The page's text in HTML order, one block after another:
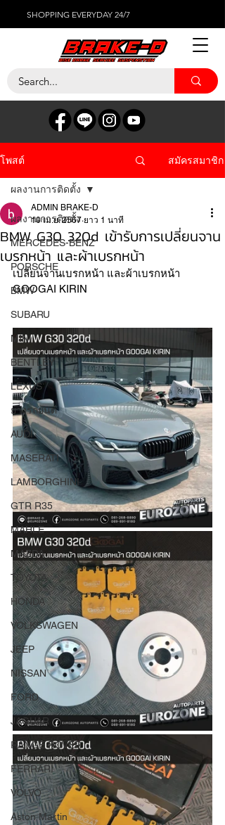
SHOPPING EVERYDAY 24/7
โพสต์ สมัครสมาชิก
ผลงานการติดตั้ง
MERCEDES-BENZ
PORSCHE
BMW
SUBARU
MINI
BENTLEY
LEXUS
ยางรถยนต์
AUDI
MASERATI
LAMBORGHINI
GTR R35
MAHLE
MAZDA
TOYOTA
HONDA
VOLKSWAGEN
JEEP
NISSAN
FORD
JAGUAR
RANGE ROVER
FERRARI
VOLVO
Aston Martin
ผลงานการติดตั้ง
BMW G30 320d เข้ารับการเปลี่ยนจาน
เบรกหน้า และผ้าเบรกหน้า
ADMIN BRAKE-D
10 เม.ย. 2567 ยาว 1 นาที
เปลี่ยนจานเบรกหน้า และผ้าเบรกหน้า
GOOGAI KIRIN